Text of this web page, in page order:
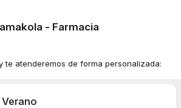
- Farmacia
te atenderemos de forma personalizada: